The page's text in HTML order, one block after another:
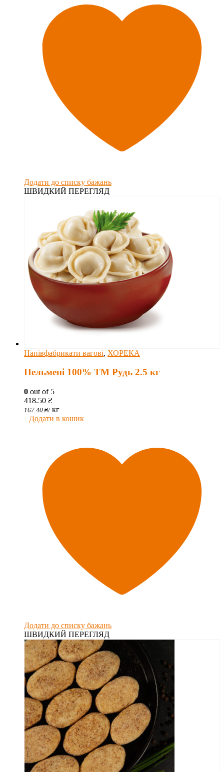
Додати до списку бажань
ШВИДКИЙ ПЕРЕГЛЯД
Напівфабрикати вагові, ХОРЕКА
Пельмені 100% ТМ Рудь 2.5 кг
0 out of 5
418.50 ₴
167.40 ₴/ кг
Додати в кошик
Додати до списку бажань
ШВИДКИЙ ПЕРЕГЛЯД